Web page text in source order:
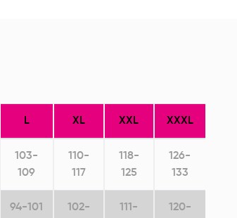
L XL XXL XXXL
103-
109
110-
117
118-
125
126-
133
94-101
102-
111-
120-